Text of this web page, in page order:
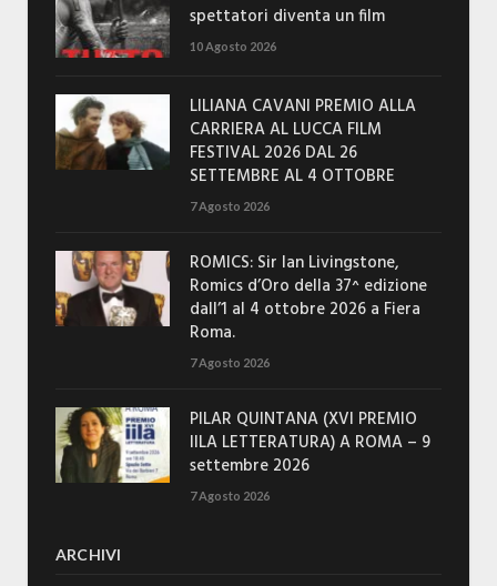
spettatori diventa un film
10 Agosto 2026
LILIANA CAVANI PREMIO ALLA
CARRIERA AL LUCCA FILM
FESTIVAL 2026 DAL 26
SETTEMBRE AL 4 OTTOBRE
7 Agosto 2026
ROMICS: Sir Ian Livingstone,
Romics d’Oro della 37^ edizione
dall’1 al 4 ottobre 2026 a Fiera
Roma.
7 Agosto 2026
PILAR QUINTANA (XVI PREMIO
IILA LETTERATURA) A ROMA – 9
settembre 2026
7 Agosto 2026
ARCHIVI